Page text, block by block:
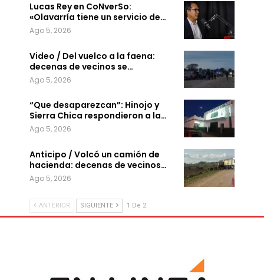
Lucas Rey en CoNverSo:
«Olavarría tiene un servicio de…
Ago 5, 2026
Video / Del vuelco a la faena:
decenas de vecinos se…
Ago 5, 2026
“Que desaparezcan”: Hinojo y
Sierra Chica respondieron a la…
Ago 5, 2026
Anticipo / Volcó un camión de
hacienda: decenas de vecinos…
Ago 5, 2026
ANTERIOR SIGUIENTE 1 De 2